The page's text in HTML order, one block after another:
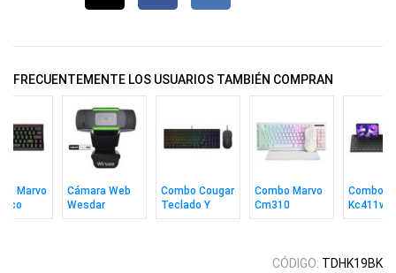
FRECUENTEMENTE LOS USUARIOS TAMBIÉN COMPRAN
Marvo
60%
Cámara Web
Wesdar
W1080
Combo Cougar
Teclado Y
Mouse
Combo Marvo
Cm310
Teclado In +
Combo
Kc411w
Teclado
CÓDIGO: TDHK19BK